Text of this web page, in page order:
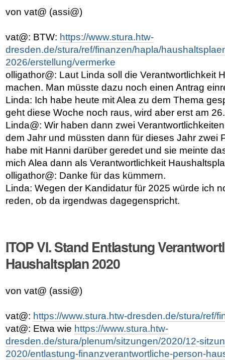
von vat@ (assi@)
vat@: BTW: https://www.stura.htw-
dresden.de/stura/ref/finanzen/hapla/
2026/erstellung/vermerke
olligathor@: Laut Linda soll die Verantwortlichkeit
machen. Man müsste dazu noch einen Antrag
Linda: Ich habe heute mit Alea zu dem Thema
geht diese Woche noch raus, wird aber erst am
Linda@: Wir haben dann zwei
dem Jahr und müssten dann für dieses Jahr zwei
habe mit Hanni darüber geredet und sie meinte
mich Alea dann als Verantwortlichkeit
olligathor@: Danke für das kümmern.
Linda: Wegen der Kandidatur für 2025 würde ich
reden, ob da irgendwas dagegenspricht.
ITOP VI. Stand Entlastung
Haushaltsplan 2020
von vat@ (assi@)
vat@: https://www.stura.htw-dresden.de/stura/ref/
vat@: Etwa wie https://www.stura.htw-
dresden.de/stura/plenum/sitzungen/2020/12-
2020/entlastung-finanzverantwortliche-person-